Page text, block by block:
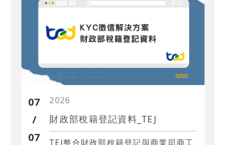
07
/
07
2026
財政部稅籍登記資料_TEJ
TEJ整合財政部稅籍登記與商業司商工